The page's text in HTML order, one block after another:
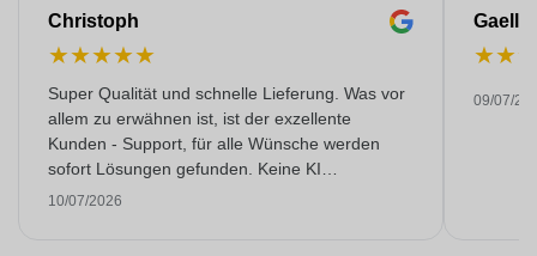
Christoph
★★★★★
Super Qualität und schnelle Lieferung. Was vor
allem zu erwähnen ist, ist der exzellente
Kunden - Support, für alle Wünsche werden
sofort Lösungen gefunden. Keine KI
Gespräche. Sehr selten heutzutage. Top
10/07/2026
Gaelle
★★
09/07/